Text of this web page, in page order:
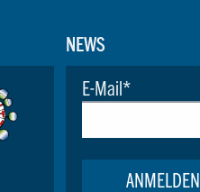
NEWS
E-Mail*
ANMELDEN